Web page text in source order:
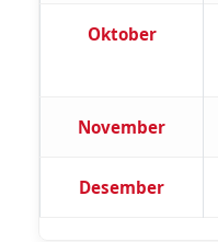
Oktober
November
Desember